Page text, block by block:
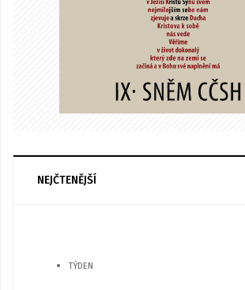
NEJČTENĚJŠÍ
TÝDEN